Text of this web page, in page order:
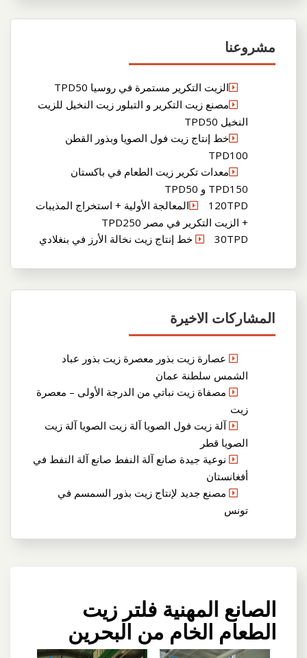
مشروعنا
الزيت التكرير مستمرة في روسيا TPD50
مصنع زيت التكرير و التبلور زيت النخيل للزيت
النخيل TPD50
خط إنتاج زيت فول الصويا وبذور القطن
TPD100
معدات تكرير زيت الطعام في باكستان
TPD150 و TPD50
120TPDالمعالجة الأولية + استخراج المذيبات
+ الزيت التكرير في مصر TPD250
30TPD خط إنتاج زيت نخالة الأرز في بنغلادي
المشاركات الاخيرة
عصارة زيت بذور معصرة زيت بذور عباد
الشمس سلطنة عمان
مصفاة زيت نباتي من الدرجة الأولى – معصرة
زيت
آلة زيت فول الصويا آلة زيت الصويا آلة زيت
الصويا قطر
نوعية جيدة صانع آلة النفط صانع آلة النفط في
أفغانستان
مصنع جديد لإنتاج زيت بذور السمسم في
تونس
الصانع المهنية فلتر زيت
الطعام الخام من البحرين